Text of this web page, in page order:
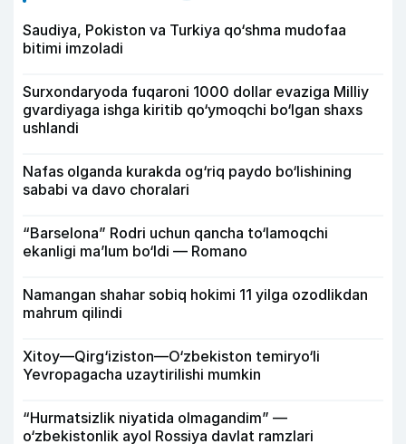
Saudiya, Pokiston va Turkiya qo‘shma mudofaa
bitimi imzoladi
Surxondaryoda fuqaroni 1000 dollar evaziga Milliy
gvardiyaga ishga kiritib qo‘ymoqchi bo‘lgan shaxs
ushlandi
Nafas olganda kurakda og‘riq paydo bo‘lishining
sababi va davo choralari
“Barselona” Rodri uchun qancha to‘lamoqchi
ekanligi ma’lum bo‘ldi — Romano
Namangan shahar sobiq hokimi 11 yilga ozodlikdan
mahrum qilindi
Xitoy—Qirg‘iziston—O‘zbekiston temiryo‘li
Yevropagacha uzaytirilishi mumkin
“Hurmatsizlik niyatida olmagandim” —
o‘zbekistonlik ayol Rossiya davlat ramzlari